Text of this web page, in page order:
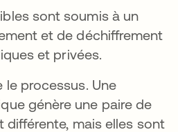
sont soumis à un
et de déchiffrement
et privées.
le processus. Une
génère une paire de
différente, mais elles sont